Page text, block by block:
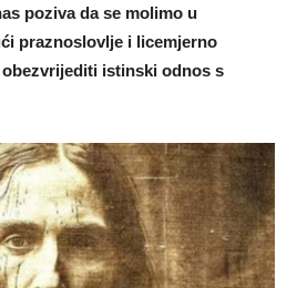
poziva da se molimo u
praznoslovlje i licemjerno
istinski odnos s